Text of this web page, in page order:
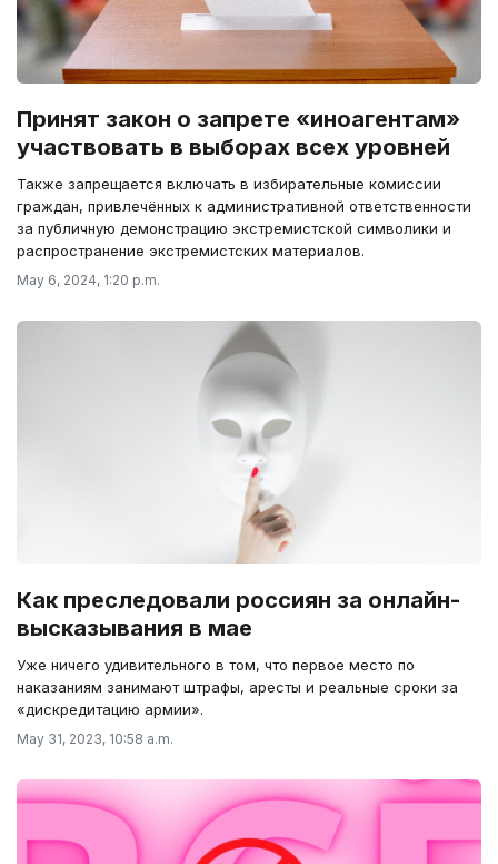
Принят закон о запрете «иноагентам»
участвовать в выборах всех уровней
Также запрещается включать в избирательные комиссии
граждан, привлечённых к административной ответственности
за публичную демонстрацию экстремистской символики и
распространение экстремистских материалов.
May 6, 2024, 1:20 p.m.
Как преследовали россиян за онлайн-
высказывания в мае
Уже ничего удивительного в том, что первое место по
наказаниям занимают штрафы, аресты и реальные сроки за
«дискредитацию армии».
May 31, 2023, 10:58 a.m.